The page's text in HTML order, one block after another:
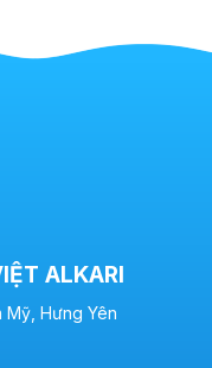
ALKARI
Mỹ, Hưng Yên